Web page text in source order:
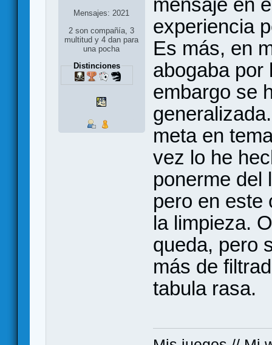
Mensajes: 2021
2 son compañía, 3
multitud y 4 dan para
una pocha
Distinciones
mensaje en
experiencia
Es más, en
abogaba por
embargo se
meta en
vez lo he
ponerme del
pero en este
la limpieza.
queda, pero
más de
tabula rasa.